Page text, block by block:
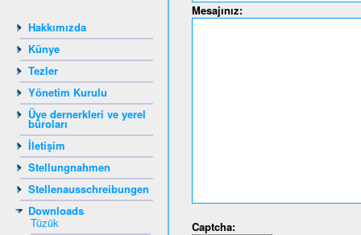
Hakkımızda
Künye
Tezler
Yönetim Kurulu
Üye dernerkleri ve yerel
büroları
İletişim
Stellungnahmen
Stellenausschreibungen
Downloads
Tüzük
Mesajınız:
Captcha: